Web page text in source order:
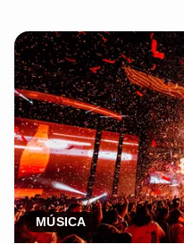
MÚSICA